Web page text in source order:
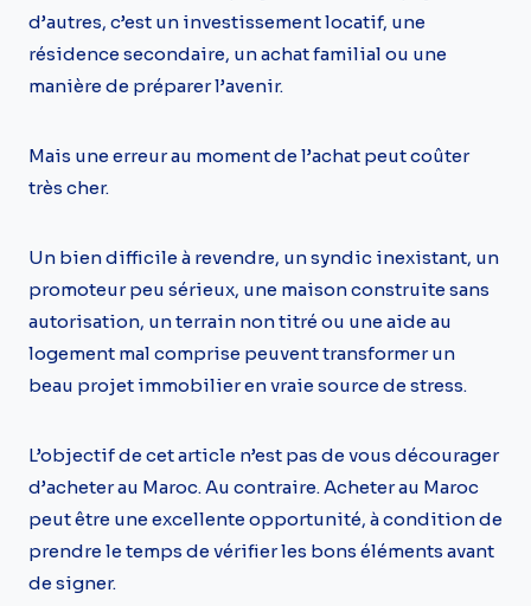
d’autres, c’est un investissement locatif, une
résidence secondaire, un achat familial ou une
manière de préparer l’avenir.
Mais une erreur au moment de l’achat peut coûter
très cher.
Un bien difficile à revendre, un syndic inexistant, un
promoteur peu sérieux, une maison construite sans
autorisation, un terrain non titré ou une aide au
logement mal comprise peuvent transformer un
beau projet immobilier en vraie source de stress.
L’objectif de cet article n’est pas de vous décourager
d’acheter au Maroc. Au contraire. Acheter au Maroc
peut être une excellente opportunité, à condition de
prendre le temps de vérifier les bons éléments avant
de signer.